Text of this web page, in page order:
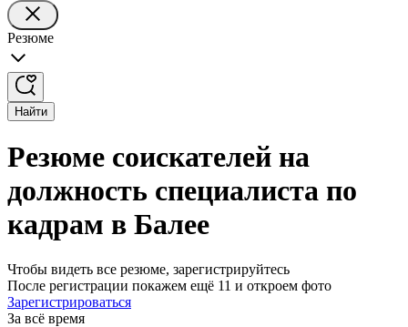
Резюме
Найти
Резюме соискателей на
должность специалиста по
кадрам в Балее
Чтобы видеть все резюме, зарегистрируйтесь
После регистрации покажем ещё 11 и откроем фото
Зарегистрироваться
За всё время